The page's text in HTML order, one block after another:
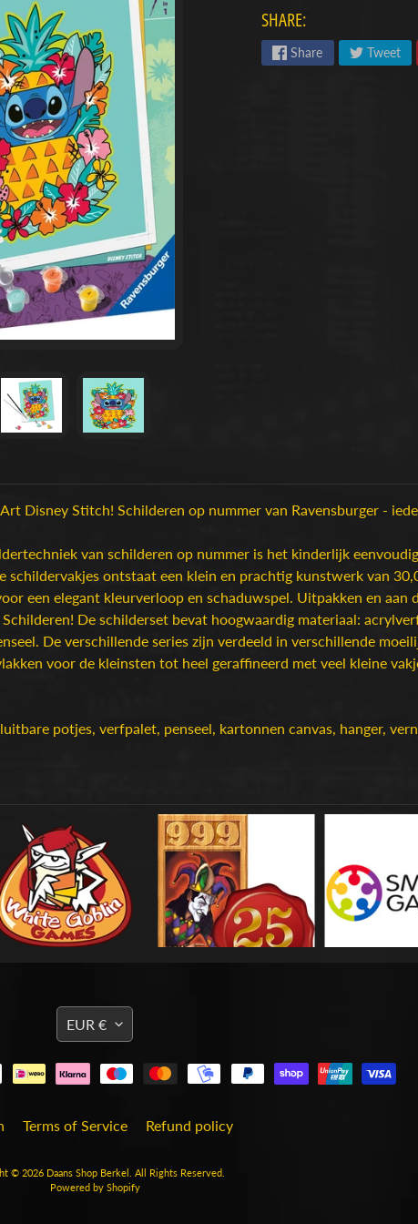
SHARE:
Share Tweet
Disney Stitch! Schilderen op nummer van Ravensburger -
van schilderen op nummer is het kinderlijk
schildervakjes ontstaat een klein en prachtig kunstwerk van
een elegant kleurverloop en schaduwspel. Uitpakken en aan
De schilderset bevat hoogwaardig materiaal:
De verschillende series zijn verdeeld in verschillende
voor de kleinsten tot heel geraffineerd met veel kleine
potjes, verfpalet, penseel, kartonnen canvas, hanger,
TRANSLATION
MISSING:
EUR €
Terms of Service Refund policy
© 2026 Daans Shop Berkel . All Rights Reserved.
Powered by Shopify